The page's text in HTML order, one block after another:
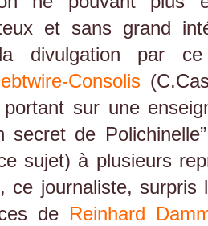
et sans grand
divulgation par
Consolis
portant sur une
secret de
sujet) à plusieurs
ce journaliste,
de Reinhard